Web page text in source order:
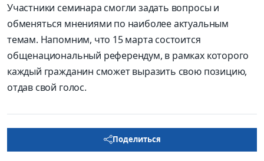
Участники семинара смогли задать вопросы и
обменяться мнениями по наиболее актуальным
темам. Напомним, что 15 марта состоится
общенациональный референдум, в рамках которого
каждый гражданин сможет выразить свою позицию,
отдав свой голос.
Поделиться